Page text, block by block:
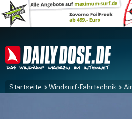
Startseite Windsurf-Fahrtechnik